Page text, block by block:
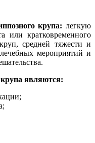
крупа: легкую
или кратковременного
средней тяжести и
мероприятий и
являются: